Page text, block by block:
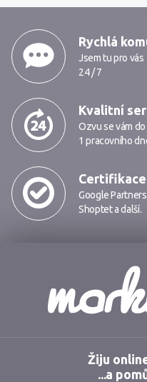
MarkMedia
Rychlá
Jsem tu pro vás
24 / 7
Kvalitní
Ozvu se vám do
1 pracovního
Certifikace
Google Partners
Shopteta další.
Žiju
...a